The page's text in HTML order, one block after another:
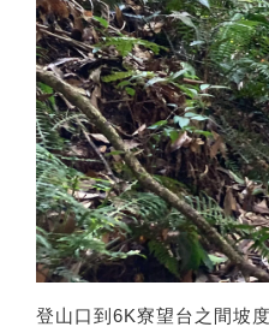
登山口到6K寮望台之間坡